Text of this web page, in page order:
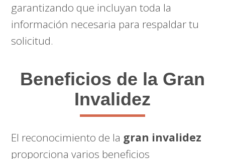
garantizando que incluyan toda la
información necesaria para respaldar tu
solicitud.
Beneficios de la Gran
Invalidez
El reconocimiento de la gran invalidez
proporciona varios beneficios